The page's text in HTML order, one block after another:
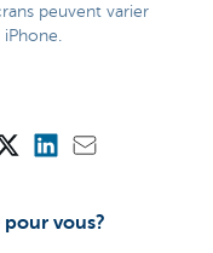
peuvent varier
vous?